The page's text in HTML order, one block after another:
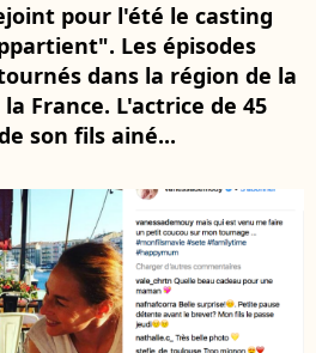
pour l'été le casting
Les épisodes
dans la région de la
France. L'actrice de 45
son fils ainé...